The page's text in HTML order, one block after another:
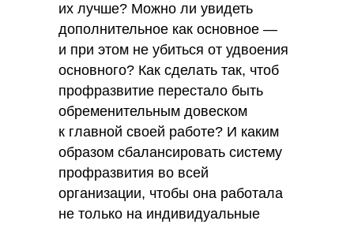
их лучше? Можно ли увидеть
дополнительное как основное —
и при этом не убиться от удвоения
основного? Как сделать так, чтоб
профразвитие перестало быть
обременительным довеском
к главной своей работе? И каким
образом сбалансировать систему
профразвития во всей
организации, чтобы она работала
не только на индивидуальные